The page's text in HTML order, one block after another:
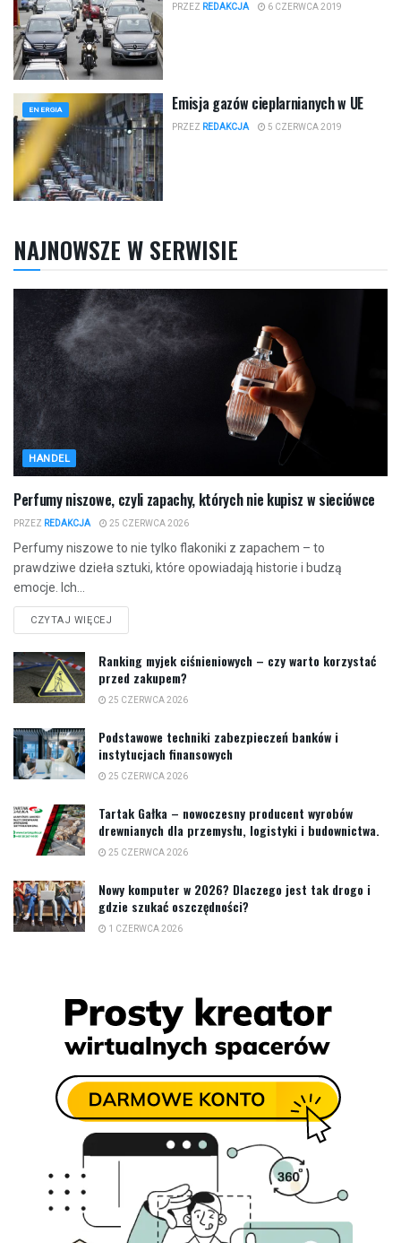
PRZEZ REDAKCJA 6 CZERWCA 2019
ENERGIA Emisja gazów cieplarnianych w UE
PRZEZ REDAKCJA 5 CZERWCA 2019
NAJNOWSZE W SERWISIE
HANDEL
Perfumy niszowe, czyli zapachy, których nie kupisz w sieciówce
PRZEZ REDAKCJA 25 CZERWCA 2026
Perfumy niszowe to nie tylko flakoniki z zapachem – to
prawdziwe dzieła sztuki, które opowiadają historie i budzą
emocje. Ich...
CZYTAJ WIĘCEJ
Ranking myjek ciśnieniowych – czy warto korzystać
przed zakupem?
25 CZERWCA 2026
Podstawowe techniki zabezpieczeń banków i
instytucjach finansowych
25 CZERWCA 2026
Tartak Gałka – nowoczesny producent wyrobów
drewnianych dla przemysłu, logistyki i budownictwa.
25 CZERWCA 2026
Nowy komputer w 2026? Dlaczego jest tak drogo i
gdzie szukać oszczędności?
1 CZERWCA 2026